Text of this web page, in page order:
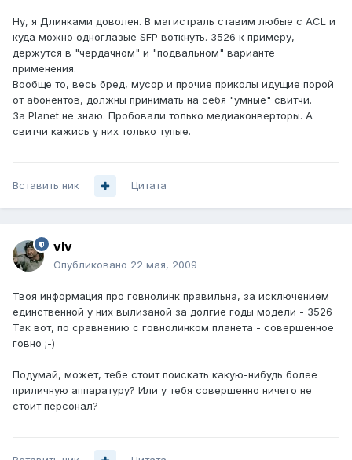
Ну, я Длинками доволен. В магистраль ставим любые с ACL и
куда можно одноглазые SFP воткнуть. 3526 к примеру,
держутся в "чердачном" и "подвальном" варианте
применения.
Вообще то, весь бред, мусор и прочие приколы идущие порой
от абонентов, должны принимать на себя "умные" свитчи.
За Planet не знаю. Пробовали только медиаконверторы. А
свитчи кажись у них только тупые.
Вставить ник Цитата
vIv
Опубликовано 22 мая, 2009
Твоя информация про говнолинк правильна, за исключением
единственной у них вылизаной за долгие годы модели - 3526
Так вот, по сравнению с говнолинком планета - совершенное
говно ;-)
Подумай, может, тебе стоит поискать какую-нибудь более
приличную аппаратуру? Или у тебя совершенно ничего не
стоит персонал?